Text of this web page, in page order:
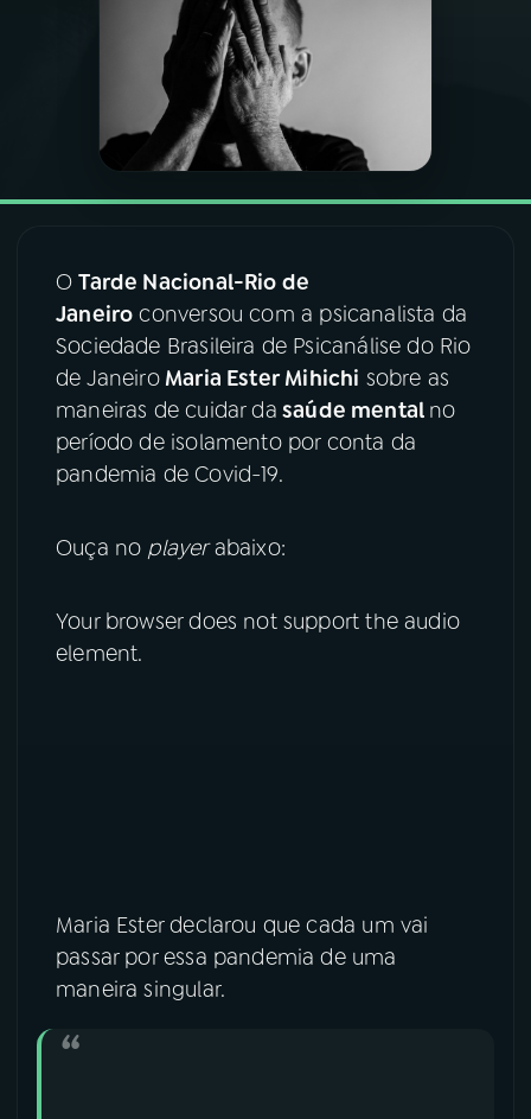
PROGRAMAS
PODCASTS
06VIDEOCASTS
07ÚLTIMAS
08 FESTIVAL DE MÚSICA
ACOMPANHE A RÁDIO NACIONAL
YouTube
Instagram
OTarde Nacional-Rio de
Janeiro conversou com a psicanalista da
Sociedade Brasileira de Psicanálise do Rio
de JaneiroMaria Ester Mihichi sobre as
maneiras de cuidar da saúde mental no
período de isolamento por conta da
pandemia de Covid-19.
Ouça no playerabaixo:
Your browser does not support the audio
element.
Maria Ester declarou que cada um vai
passar por essa pandemia de uma
maneira singular.